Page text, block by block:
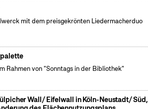
mit dem preisgekrönten Liedermacherduo
Rahmen von "Sonntags in der Bibliothek"
Wall/ Eifelwall in Köln-Neustadt/ Süd,